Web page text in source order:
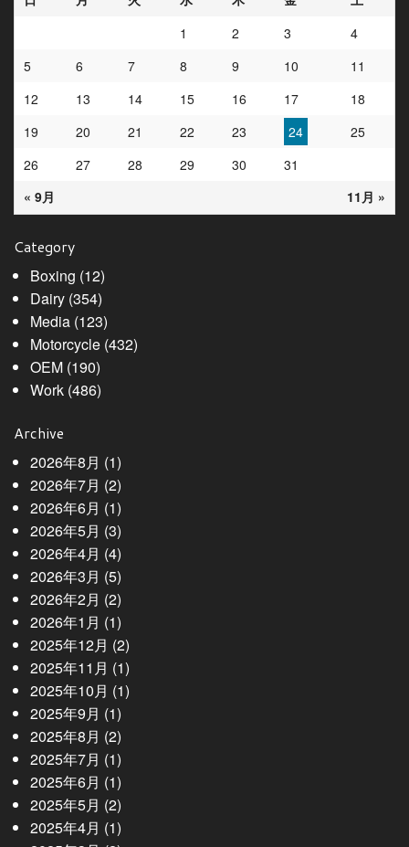
« 9月 11月 »
1 2 3
4
5
6 7 8 9 10
11
12
13 14 15 16 17
18
19
20 21 22 23 24
25
26
27 28 29 30 31
Category
Boxing (12)
Dairy(354)
Media(123)
Motorcycle(432)
OEM(190)
Work(486)
Archive
2026年8月 (1)
2026年7月 (2)
2026年6月 (1)
2026年5月 (3)
2026年4月 (4)
2026年3月 (5)
2026年2月 (2)
2026年1月 (1)
2025年12月 (2)
2025年11月 (1)
2025年10月 (1)
2025年9月 (1)
2025年8月 (2)
2025年7月 (1)
2025年6月 (1)
2025年5月 (2)
2025年4月 (1)